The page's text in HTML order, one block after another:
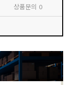
상품문의 0